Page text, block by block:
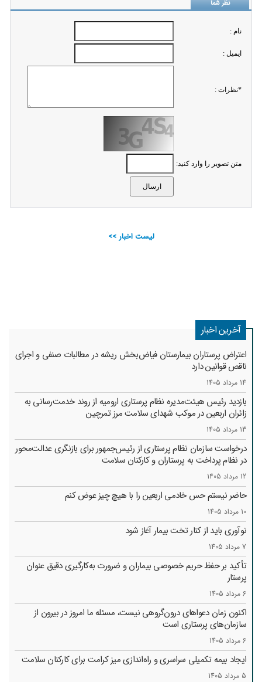
نظر شما
نام :
ايميل :
*نظرات :
متن تصویر را وارد کنید:
لیست اخبار >>
آخرین اخبار
اعتراض پرستاران بیمارستان فیاض‌بخش ریشه در مطالبات صنفی و اجرای
ناقص قوانین دارد
14 مرداد 1405
بازدید رئیس هیئت‌مدیره نظام پرستاری ارومیه از روند خدمت‌رسانی به
زائران اربعین در موکب شهدای سلامت مرز تمرچین
13 مرداد 1405
درخواست سازمان نظام پرستاری از رئیس‌جمهور برای بازنگری عدالت‌محور
در نظام پرداخت به پرستاران و کارکنان سلامت
12 مرداد 1405
حاضر نیستم حس خادمی اربعین را با هیچ چیز عوض کنم
10 مرداد 1405
نوآوری باید از کنار تخت بیمار آغاز شود
7 مرداد 1405
تأکید بر حفظ حریم خصوصی بیماران و ضرورت به‌کارگیری دقیق عنوان
پرستار
6 مرداد 1405
اکنون زمان دعواهای درون‌گروهی نیست، مسئله ما امروز در بیرون از
سازمان‌های پرستاری است
6 مرداد 1405
ایجاد بیمه تکمیلی سراسری و راه‌اندازی میز کرامت برای کارکنان سلامت
5 مرداد 1405